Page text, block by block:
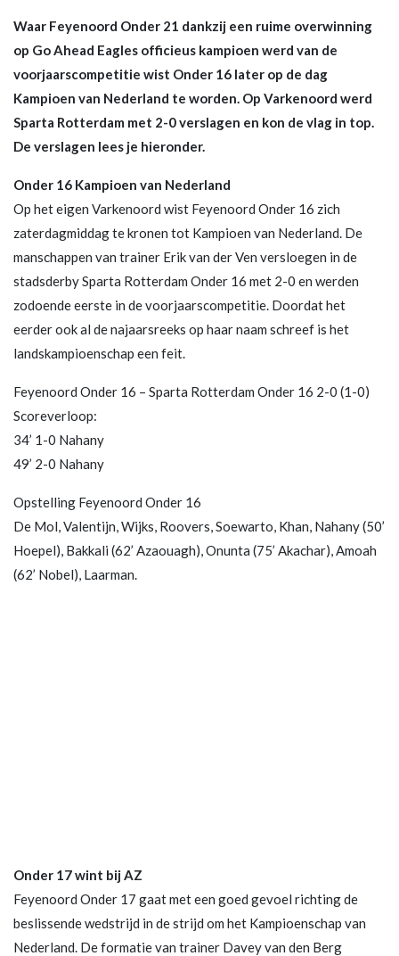
Waar Feyenoord Onder 21 dankzij een ruime overwinning
op Go Ahead Eagles officieus kampioen werd van de
voorjaarscompetitie wist Onder 16 later op de dag
Kampioen van Nederland te worden. Op Varkenoord werd
Sparta Rotterdam met 2-0 verslagen en kon de vlag in top.
De verslagen lees je hieronder.
Onder 16 Kampioen van Nederland
Op het eigen Varkenoord wist Feyenoord Onder 16 zich
zaterdagmiddag te kronen tot Kampioen van Nederland. De
manschappen van trainer Erik van der Ven versloegen in de
stadsderby Sparta Rotterdam Onder 16 met 2-0 en werden
zodoende eerste in de voorjaarscompetitie. Doordat het
eerder ook al de najaarsreeks op haar naam schreef is het
landskampioenschap een feit.
Feyenoord Onder 16 – Sparta Rotterdam Onder 16 2-0 (1-0)
Scoreverloop:
34’ 1-0 Nahany
49’ 2-0 Nahany
Opstelling Feyenoord Onder 16
De Mol, Valentijn, Wijks, Roovers, Soewarto, Khan, Nahany (50’
Hoepel), Bakkali (62’ Azaouagh), Onunta (75’ Akachar), Amoah
(62’ Nobel), Laarman.
Onder 17 wint bij AZ
Feyenoord Onder 17 gaat met een goed gevoel richting de
beslissende wedstrijd in de strijd om het Kampioenschap van
Nederland. De formatie van trainer Davey van den Berg